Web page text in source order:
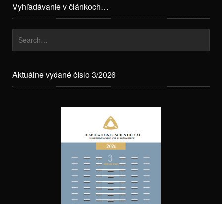
Vyhľadávanie v článkoch…
Aktuálne vydané číslo 3/2026